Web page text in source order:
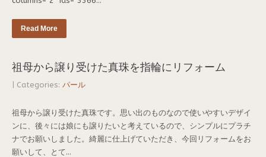
Read More
祖母から譲り受けた真珠を指輪にリフォーム
| Categories: パール
祖母から譲り受けた真珠です。思い出のものなので使いやすいデザイ
ンに、後々には娘にも譲りたいと考えているので、シンプルにプラチ
ナでお願いしました。綺麗に仕上げていただき、今回リフォームをお
願いして、とて...